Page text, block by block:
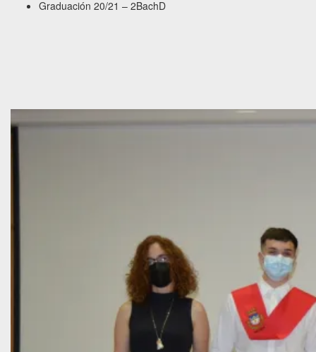
Graduación 20/21 – 2BachD